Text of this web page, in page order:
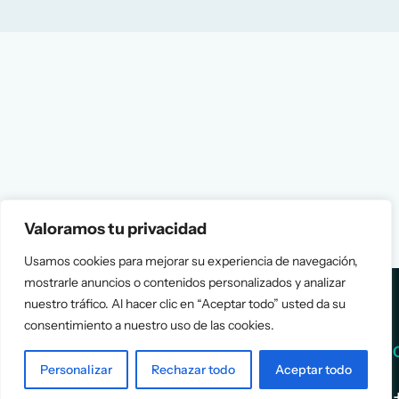
Valoramos tu privacidad
Usamos cookies para mejorar su experiencia de navegación,
mostrarle anuncios o contenidos personalizados y analizar
nuestro tráfico. Al hacer clic en “Aceptar todo” usted da su
consentimiento a nuestro uso de las cookies.
Personalizar Rechazar todo Aceptar todo
Services Info